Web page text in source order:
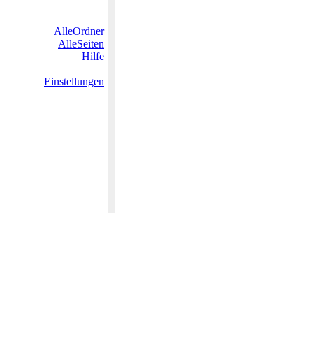
AlleOrdner
AlleSeiten
Hilfe
Einstellungen